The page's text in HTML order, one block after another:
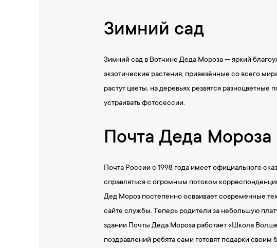
Зимний сад
Зимний сад в Вотчине Деда Мороза — яркий
экзотические растения, привезённые со всего
растут цветы, на деревьях резвятся
устраивать фотосессии.
Почта Деда Мороза
Почта России с 1998 года имеет официального
справляться с огромным потоком
Дед Мороз постепенно осваивает современные
сайте службы. Теперь родители за небольшую
здании Почты Деда Мороза работает «Школа
поздравлений ребята сами готовят подарки своим